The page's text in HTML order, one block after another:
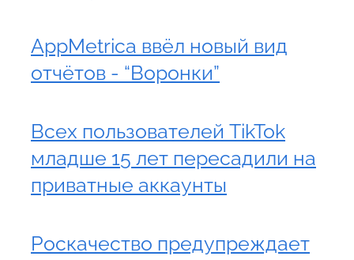
AppMetrica ввёл новый вид
отчётов - “Воронки”
Всех пользователей TikTok
младше 15 лет пересадили на
приватные аккаунты
Роскачество предупреждает